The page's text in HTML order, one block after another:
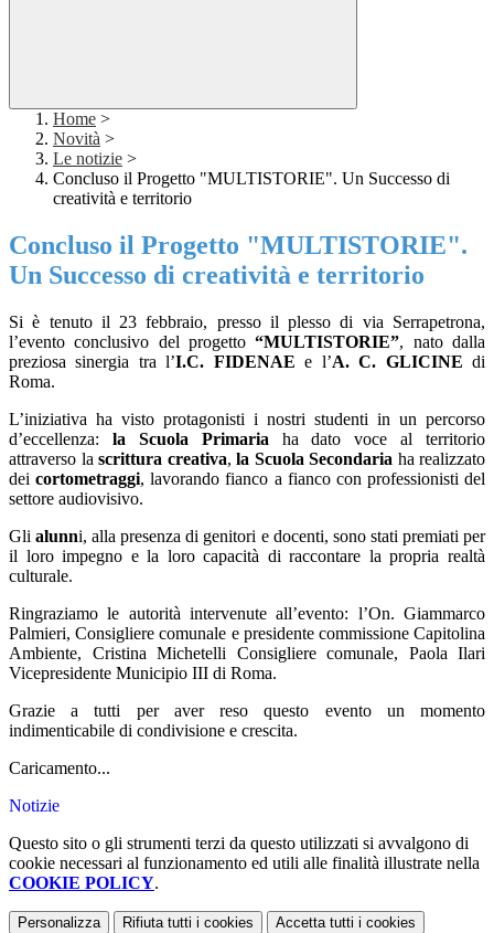
Home >
Novità >
Le notizie >
Concluso il Progetto "MULTISTORIE". Un Successo di
creatività e territorio
Concluso il Progetto "MULTISTORIE".
Un Successo di creatività e territorio
Si è tenuto il 23 febbraio, presso il plesso di via Serrapetrona,
l’evento conclusivo del progetto“MULTISTORIE”, nato dalla
preziosa sinergia tra l’I.C. FIDENAE e l’A. C. GLICINE di
Roma.
L’iniziativa ha visto protagonisti i nostri studenti in un percorso
d’eccellenza: la Scuola Primaria ha dato voce al territorio
attraverso la scrittura creativa, la Scuola Secondaria ha realizzato
deicortometraggi, lavorando fianco a fianco con professionisti del
settore audiovisivo.
Glialunni, alla presenza di genitori e docenti, sono stati premiati per
il loro impegno e la loro capacità di raccontare la propria realtà
culturale.
Ringraziamo le autorità intervenute all’evento: l’On. Giammarco
Palmieri, Consigliere comunale e presidente commissione Capitolina
Ambiente, Cristina Michetelli Consigliere comunale, Paola Ilari
Vicepresidente Municipio III di Roma.
Grazie a tutti per aver reso questo evento un momento
indimenticabile di condivisione e crescita.
Caricamento...
Notizie
Questo sito o gli strumenti terzi da questo utilizzati si avvalgono di
cookie necessari al funzionamento ed utili alle finalità illustrate nella
COOKIE POLICY.
Personalizza Rifiuta tutti i cookies Accetta tutti i cookies